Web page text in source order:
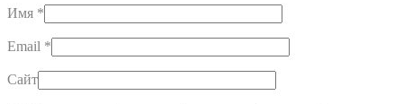
Имя *
Email *
Сайт